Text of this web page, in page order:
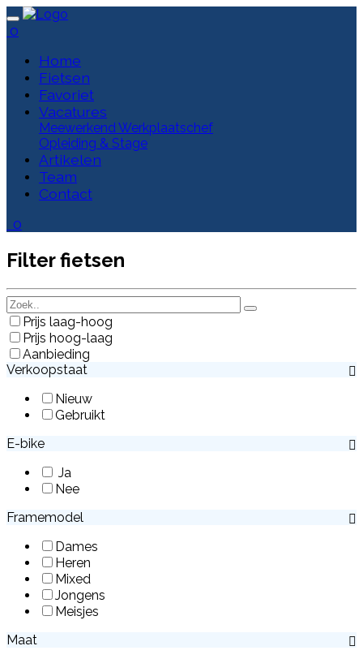
0
Home
Fietsen
Favoriet
Vacatures
Meewerkend Werkplaatschef
Opleiding & Stage
Artikelen
Team
Contact
0
Filter fietsen
Prijs laag-hoog
Prijs hoog-laag
Aanbieding
Verkoopstaat
Nieuw
Gebruikt
E-bike
Ja
Nee
Framemodel
Dames
Heren
Mixed
Jongens
Meisjes
Maat